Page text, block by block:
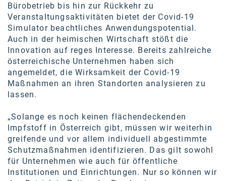
Bürobetrieb bis hin zur Rückkehr zu
Veranstaltungsaktivitäten bietet der Covid-19
Simulator beachtliches Anwendungspotential.
Auch in der heimischen Wirtschaft stößt die
Innovation auf reges Interesse. Bereits zahlreiche
österreichische Unternehmen haben sich
angemeldet, die Wirksamkeit der Covid-19
Maßnahmen an ihren Standorten analysieren zu
lassen.
„Solange es noch keinen flächendeckenden
Impfstoff in Österreich gibt, müssen wir weiterhin
greifende und vor allem individuell abgestimmte
Schutzmaßnahmen identifizieren. Das gilt sowohl
für Unternehmen wie auch für öffentliche
Institutionen und Einrichtungen. Nur so können wir